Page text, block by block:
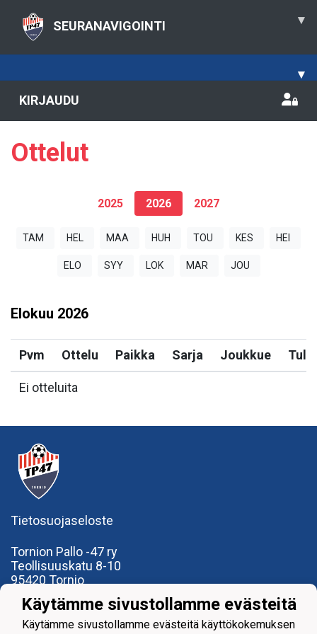
SEURANAVIGOINTI ▾
▾
KIRJAUDU
Ottelut
2025 2026 2027
TAM HEL MAA HUH TOU KES HEI
ELO SYY LOK MAR JOU
Elokuu 2026
Pvm Ottelu Paikka Sarja Joukkue
Ei otteluita
Tietosuojaseloste
Tornion Pallo -47 ry
Teollisuuskatu 8-10
95420 Tornio
office@tp47.com
Käytämme sivustollamme evästeitä
Käytämme sivustollamme evästeitä käyttökokemuksen